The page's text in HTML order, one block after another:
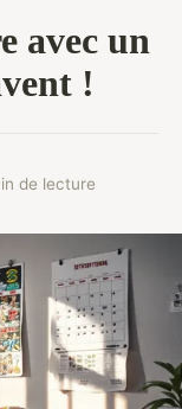
avec un
!
de lecture